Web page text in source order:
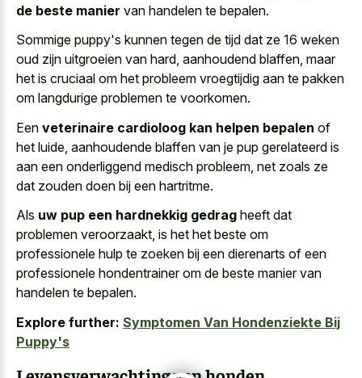
de beste manier van handelen te bepalen.
Sommige puppy's kunnen tegen de tijd dat ze 16 weken
oud zijn uitgroeien van hard, aanhoudend blaffen, maar
het is cruciaal om het probleem vroegtijdig aan te pakken
om langdurige problemen te voorkomen.
Een veterinaire cardioloog kan helpen bepalen of
het luide, aanhoudende blaffen van je pup gerelateerd is
aan een onderliggend medisch probleem, net zoals ze
dat zouden doen bij een hartritme.
Als uw pup een hardnekkig gedrag heeft dat
problemen veroorzaakt, is het het beste om
professionele hulp te zoeken bij een dierenarts of een
professionele hondentrainer om de beste manier van
handelen te bepalen.
Explore further: Symptomen Van Hondenziekte Bij
Puppy's